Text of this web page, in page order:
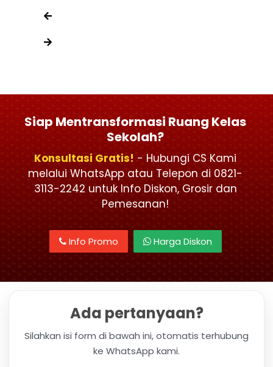
Siap Mentransformasi Ruang Kelas
Sekolah?
Konsultasi Gratis! - Hubungi CS Kami
melalui WhatsApp atau Telepon di 0821-
3113-2242 untuk Info Diskon, Grosir dan
Pemesanan!
Info Promo Harga Diskon
Ada pertanyaan?
Silahkan isi form di bawah ini, otomatis terhubung
ke WhatsApp kami.